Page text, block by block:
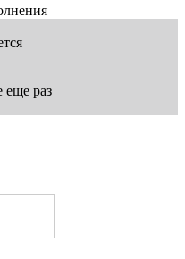
еще раз